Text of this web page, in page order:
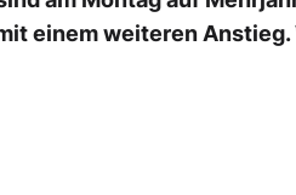
einem weiteren Anstieg.